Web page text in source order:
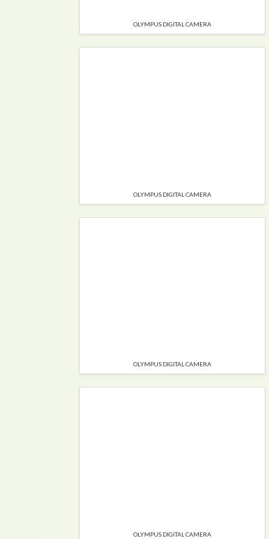
OLYMPUS DIGITAL CAMERA
OLYMPUS DIGITAL CAMERA
OLYMPUS DIGITAL CAMERA
OLYMPUS DIGITAL CAMERA